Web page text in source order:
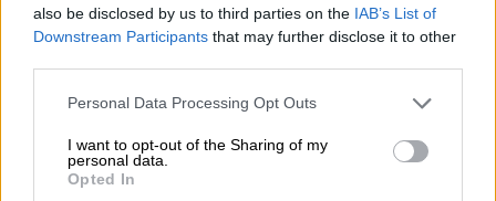
also be disclosed by us to third parties on the IAB’s List of
Downstream Participants that may further disclose it to other
Please note that this website/app uses one or more Google
not limited to your visit or usage behaviour. You may click to
grant or deny consent to Google and its third-party tags to
use your data for below specified purposes in below Google
Personal Data Processing Opt Outs
I want to opt-out of the Sharing of my
personal data.
Opted In
Οι Έλληνες σε περιδίνηση
Μετά μια αναδρομή στα αιματηρά γεγονότα
που οδήγησαν στη μάχη της Σεβαστούπολης,
επιστρέφουμε στην εκστρατεία.
Στη Ρωσία το 1919 μαινόταν ο εμφύλιος